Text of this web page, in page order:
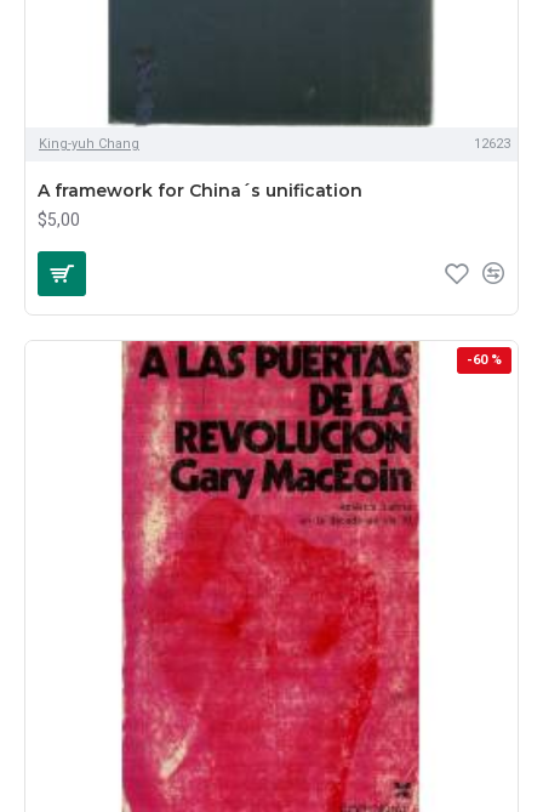
King-yuh Chang 12623
A framework for China´s unification
$5,00
-60 %